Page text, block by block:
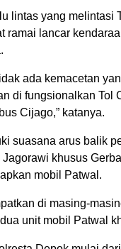
lintas yang melintasi
ramai lancar
ada kemacetan
di fungsionalkan Tol
Cijago,” katanya.
suasana arus balik
khusus
mobil Patwal.
di masing-
unit mobil Patwal